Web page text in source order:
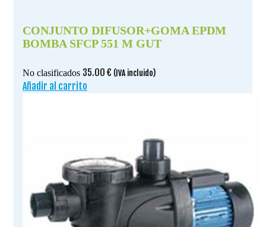
CONJUNTO DIFUSOR+GOMA EPDM
BOMBA SFCP 551 M GUT
No clasificados 35.00 € (IVA incluido)
Añadir al carrito